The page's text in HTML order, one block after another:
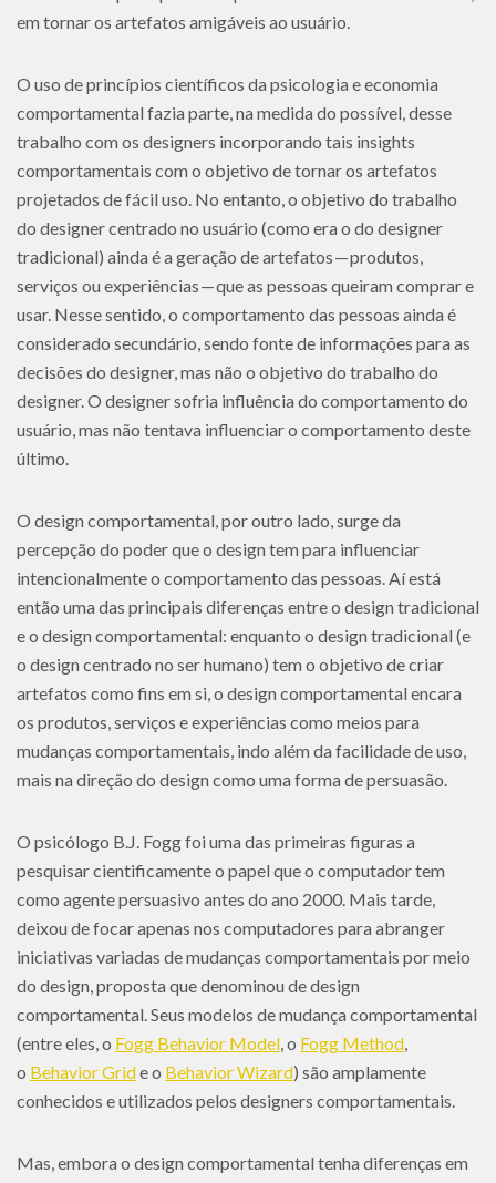
em tornar os artefatos amigáveis ao usuário.
O uso de princípios científicos da psicologia e economia
comportamental fazia parte, na medida do possível, desse
trabalho com os designers incorporando tais insights
comportamentais com o objetivo de tornar os artefatos
projetados de fácil uso. No entanto, o objetivo do trabalho
do designer centrado no usuário (como era o do designer
tradicional) ainda é a geração de artefatos — produtos,
serviços ou experiências — que as pessoas queiram comprar e
usar. Nesse sentido, o comportamento das pessoas ainda é
considerado secundário, sendo fonte de informações para as
decisões do designer, mas não o objetivo do trabalho do
designer. O designer sofria influência do comportamento do
usuário, mas não tentava influenciar o comportamento deste
último.
O design comportamental, por outro lado, surge da
percepção do poder que o design tem para influenciar
intencionalmente o comportamento das pessoas. Aí está
então uma das principais diferenças entre o design tradicional
e o design comportamental: enquanto o design tradicional (e
o design centrado no ser humano) tem o objetivo de criar
artefatos como fins em si, o design comportamental encara
os produtos, serviços e experiências como meios para
mudanças comportamentais, indo além da facilidade de uso,
mais na direção do design como uma forma de persuasão.
O psicólogo B.J. Fogg foi uma das primeiras figuras a
pesquisar cientificamente o papel que o computador tem
como agente persuasivo antes do ano 2000. Mais tarde,
deixou de focar apenas nos computadores para abranger
iniciativas variadas de mudanças comportamentais por meio
do design, proposta que denominou de design
comportamental. Seus modelos de mudança comportamental
(entre eles, o Fogg Behavior Model, o Fogg Method,
o Behavior Gride o Behavior Wizard) são amplamente
conhecidos e utilizados pelos designers comportamentais.
Mas, embora o design comportamental tenha diferenças em